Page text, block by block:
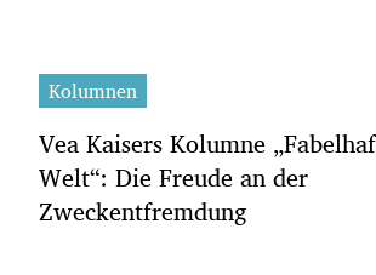
Kolumnen
Vea Kaisers Kolumne
Welt“: Die Freude an der
Zweckentfremdung